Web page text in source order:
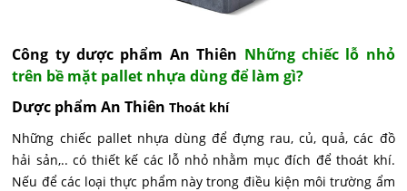
Công ty dược phẩm An Thiên Những chiếc lỗ nhỏ
trên bề mặt pallet nhựa dùng để làm gì?
Dược phẩm An Thiên Thoát khí
Những chiếc pallet nhựa dùng để đựng rau, củ, quả, các đồ
hải sản,.. có thiết kế các lỗ nhỏ nhằm mục đích để thoát khí.
Nếu để các loại thực phẩm này trong điều kiện môi trường ẩm